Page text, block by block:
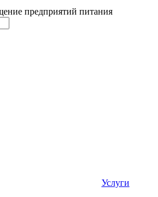
предприятий питания
Услуги